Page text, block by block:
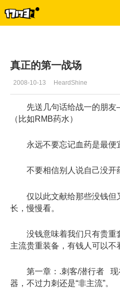
真正的第一战场
2008-10-13 HeardShine
先送几句话给战一的朋友
（比如RMB药水）
永远不要忘记血药是最便
不要相信别人说自己没开
仅以此文献给那些没钱但
长，慢慢看。
没钱意味着我们只有贵重
主流贵重装备，有钱人可以不
第一章：.刺客/潜行者 现
器，不过力刺还是“非主流”。